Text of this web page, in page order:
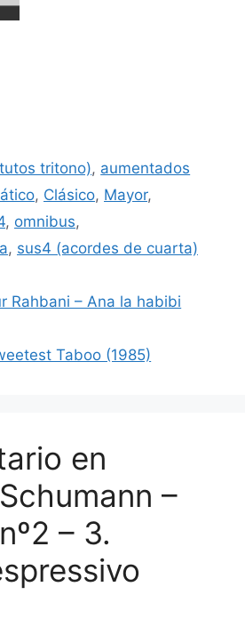
tritono), aumentados
, Clásico, Mayor,
, omnibus,
, sus4 (acordes de cuarta)
Rahbani – Ana la habibi
Taboo (1985)
en
–
– 3.